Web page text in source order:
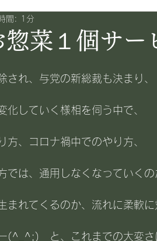
惣菜１個サ
間: 1分
され、与党の新総裁も決まり、
化していく様相を伺う中で、
方、コロナ禍中でのやり方、
では、通用しなくなっていく
まれてくるのか、流れに柔軟
(^_^;)　と、これまでの大変さ